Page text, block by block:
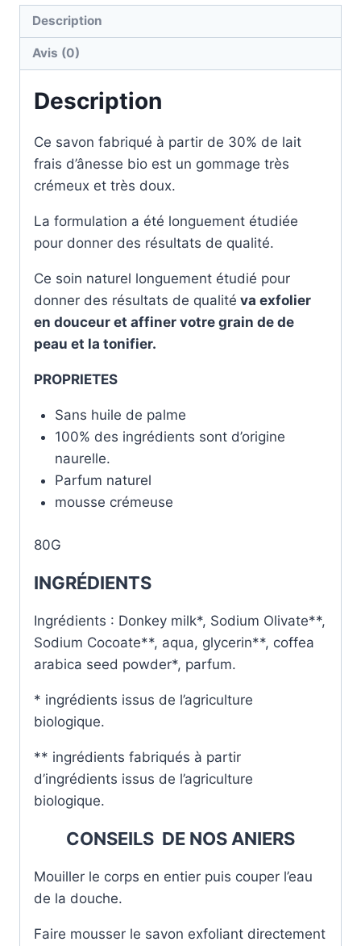
Description
Avis (0)
Description
Ce savon fabriqué à partir de 30% de lait
frais d’ânesse bio est un gommage très
crémeux et très doux.
La formulation a été longuement étudiée
pour donner des résultats de qualité.
Ce soin naturel longuement étudié pour
donner des résultats de qualité va exfolier
en douceur et affiner votre grain de de
peau et la tonifier.
PROPRIETES
Sans huile de palme
100% des ingrédients sont d’origine
naurelle.
Parfum naturel
mousse crémeuse
80G
INGRÉDIENTS
Ingrédients : Donkey milk*, Sodium Olivate**,
Sodium Cocoate**, aqua, glycerin**, coffea
arabica seed powder*, parfum.
* ingrédients issus de l’agriculture
biologique.
** ingrédients fabriqués à partir
d’ingrédients issus de l’agriculture
biologique.
CONSEILS DE NOS ANIERS
Mouiller le corps en entier puis couper l’eau
de la douche.
Faire mousser le savon exfoliant directement